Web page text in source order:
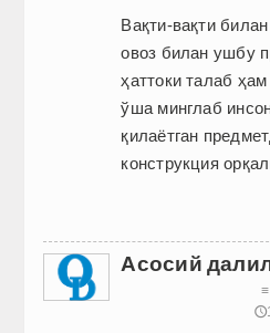
Вақти-вақти
овоз билан ушбу
ҳаттоки талаб
ўша минглаб
қилаётган
конструкция
Асосий
≡